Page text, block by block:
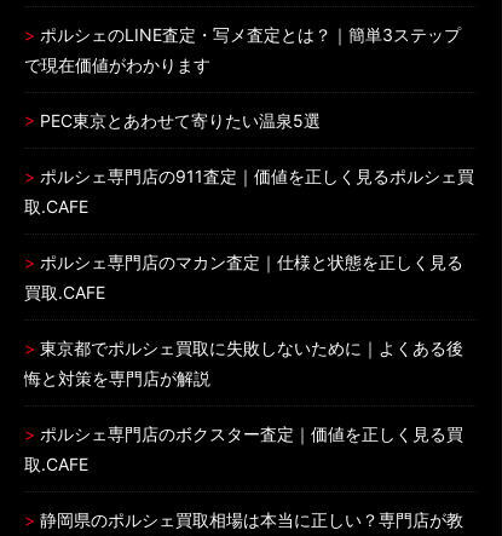
ポルシェのLINE査定・写メ査定とは？｜簡単3ステップ
で現在価値がわかります
PEC東京とあわせて寄りたい温泉5選
ポルシェ専門店の911査定｜価値を正しく見るポルシェ買
取.CAFE
ポルシェ専門店のマカン査定｜仕様と状態を正しく見る
買取.CAFE
東京都でポルシェ買取に失敗しないために｜よくある後
悔と対策を専門店が解説
ポルシェ専門店のボクスター査定｜価値を正しく見る買
取.CAFE
静岡県のポルシェ買取相場は本当に正しい？専門店が教